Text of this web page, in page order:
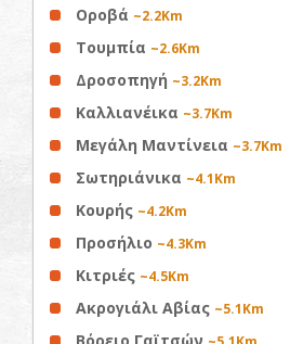
Οροβά ~2.2Km
Τουμπία ~2.6Km
Δροσοπηγή ~3.2Km
Καλλιανέικα ~3.7Km
Μεγάλη Μαντίνεια ~3.7Km
Σωτηριάνικα ~4.1Km
Κουρής ~4.2Km
Προσήλιο ~4.3Km
Κιτριές ~4.5Km
Ακρογιάλι Αβίας ~5.1Km